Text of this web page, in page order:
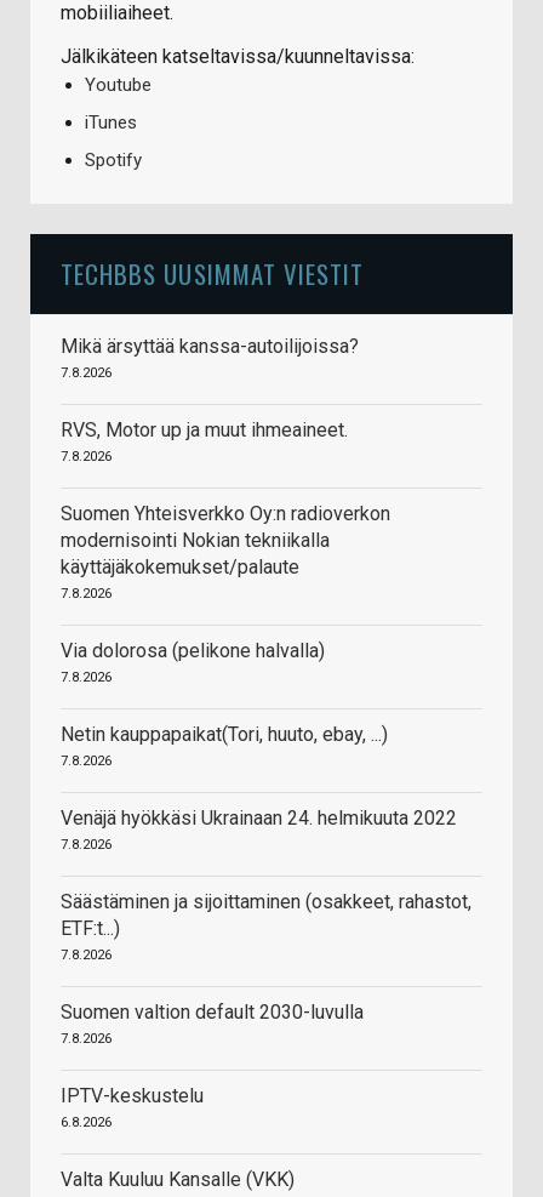
mobiiliaiheet.
Jälkikäteen katseltavissa/kuunneltavissa:
Youtube
iTunes
Spotify
TECHBBS UUSIMMAT VIESTIT
Mikä ärsyttää kanssa-autoilijoissa?
7.8.2026
RVS, Motor up ja muut ihmeaineet.
7.8.2026
Suomen Yhteisverkko Oy:n radioverkon
modernisointi Nokian tekniikalla
käyttäjäkokemukset/palaute
7.8.2026
Via dolorosa (pelikone halvalla)
7.8.2026
Netin kauppapaikat(Tori, huuto, ebay, ...)
7.8.2026
Venäjä hyökkäsi Ukrainaan 24. helmikuuta 2022
7.8.2026
Säästäminen ja sijoittaminen (osakkeet, rahastot,
ETF:t...)
7.8.2026
Suomen valtion default 2030-luvulla
7.8.2026
IPTV-keskustelu
6.8.2026
Valta Kuuluu Kansalle (VKK)